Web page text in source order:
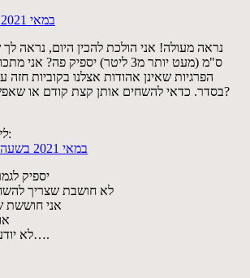
5 במאי 2021 בשעה 07:29
ס"מ (מעט יותר מ3 ליטר) יספיק פה?
הפרגיות שאינן אהודות אצלנו בקוביות חזה
בסדר. כדאי להשחים אותן קצת קודם או שאפשר להכניס ככה?
הגיב:
5 במאי 2021 בשעה 23:18
יספיק
לא חושבת שצריך
אני חוששת
לא יודעת להגיד….